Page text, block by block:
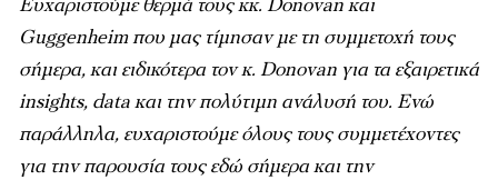
Guggenheim που μας τίμησαν με τη συμμετοχή τους
σήμερα, και ειδικότερα τον κ. Donovan για τα εξαιρετικά
insights, data και την πολύτιμη ανάλυσή του. Ενώ
παράλληλα, ευχαριστούμε όλους τους συμμετέχοντες
για την παρουσία τους εδώ σήμερα και την